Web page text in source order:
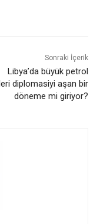
Sonraki İçerik
Libya’da büyük petrol
diplomasiyi aşan bir
döneme mi giriyor?